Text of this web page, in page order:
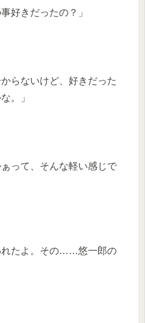
好きだったの？」
らないけど、好きだった
。」
って、そんな軽い感じで
れたよ。その……悠一郎の